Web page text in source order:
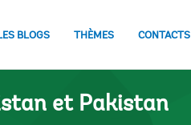
BLOGS THÈMES CONTACTS
et Pakistan